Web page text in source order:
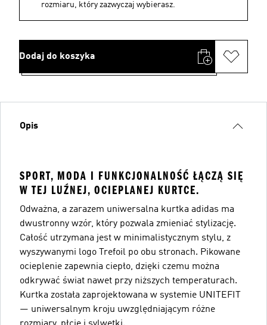
rozmiaru, który zazwyczaj wybierasz.
Dodaj do koszyka
Opis
SPORT, MODA I FUNKCJONALNOŚĆ ŁĄCZĄ SIĘ
W TEJ LUŹNEJ, OCIEPLANEJ KURTCE.
Odważna, a zarazem uniwersalna kurtka adidas ma
dwustronny wzór, który pozwala zmieniać stylizację.
Całość utrzymana jest w minimalistycznym stylu, z
wyszywanymi logo Trefoil po obu stronach. Pikowane
ocieplenie zapewnia ciepło, dzięki czemu można
odkrywać świat nawet przy niższych temperaturach.
Kurtka została zaprojektowana w systemie UNITEFIT
— uniwersalnym kroju uwzględniającym różne